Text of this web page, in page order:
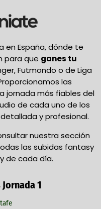
en España, dónde te
para que ganes tu
Futmondo o de Liga
las
jornada más fiables del
de cada uno de los
y profesional.
nuestra sección
las subidas fantasy
de cada día.
1